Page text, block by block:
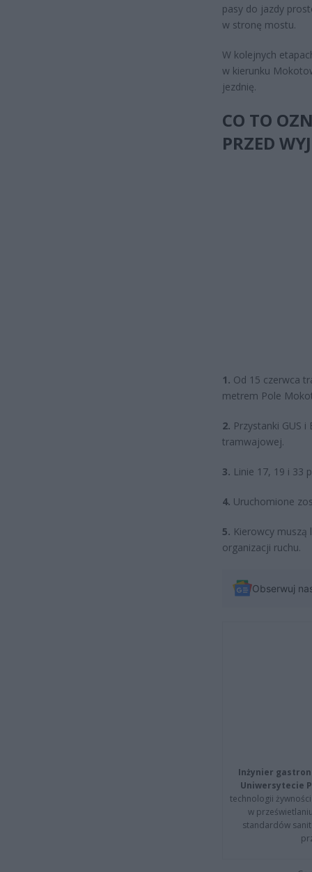
pasy do jazdy
w stronę mostu.
W kolejnych
w kierunku
jezdnię.
CO TO
PRZED
1. Od 15 czerwca
metrem Pole
2. Przystanki GUS
tramwajowej.
3. Linie 17, 19 i 33
4. Uruchomione
5. Kierowcy muszą
organizacji ruchu.
Obserwuj
Inżynier
Uniwersytecie
technologii
w
standardów